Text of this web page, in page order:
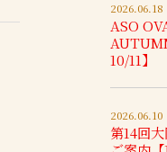
2026.06.18
ASO
10/11】
2026.06.10
第14回